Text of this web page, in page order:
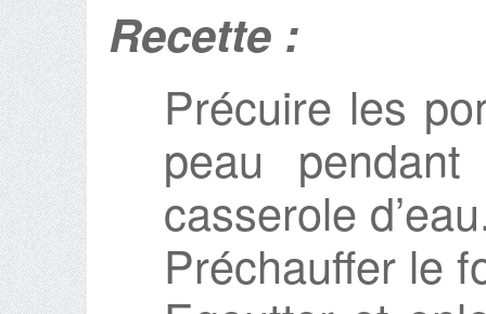
Recette :
Précuire les
peau
casserole
Préchauffer le